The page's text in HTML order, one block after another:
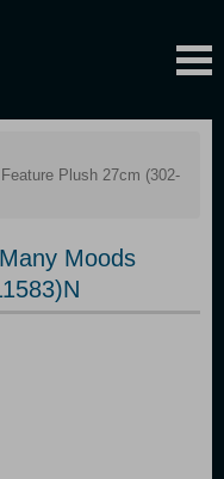
Plush 27cm (302-
Moods